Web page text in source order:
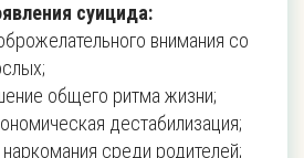
суицида:
внимания со
общего ритма жизни;
дестабилизация;
среди родителей;